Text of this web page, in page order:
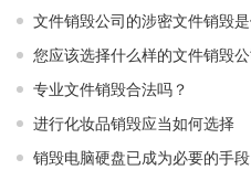
文件销毁公司的涉密文件销毁
您应该选择什么样的文件销毁公
专业文件销毁合法吗？
进行化妆品销毁应当如何选择
销毁电脑硬盘已成为必要的手段